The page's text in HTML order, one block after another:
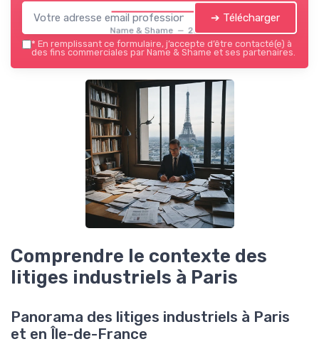
Name & Shame — 2026
➔ Télécharger
* En remplissant ce formulaire, j’accepte d’être contacté(e) à
des fins commerciales par Name & Shame et ses partenaires.
Comprendre le contexte des
litiges industriels à Paris
Panorama des litiges industriels à Paris
et en Île-de-France